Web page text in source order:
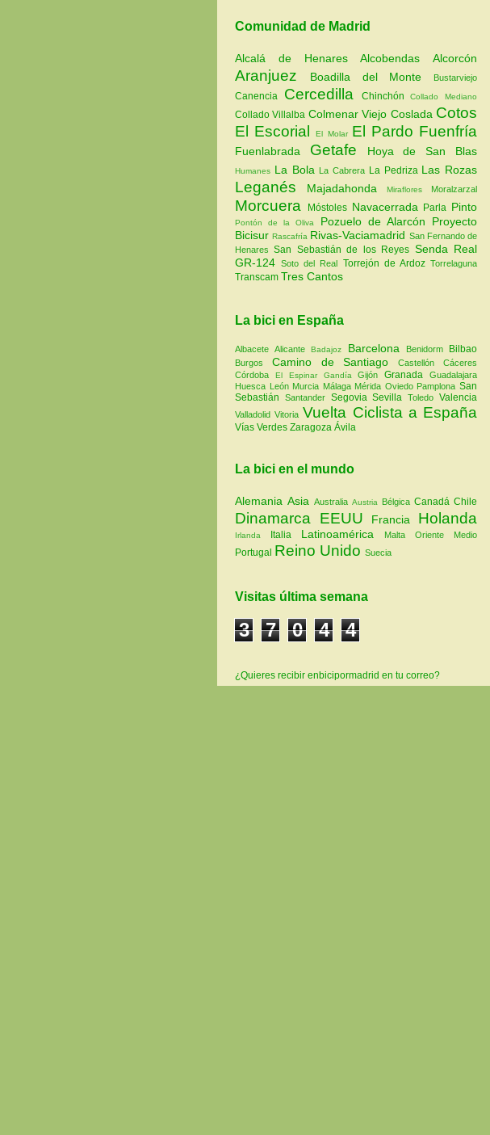
Comunidad de Madrid
Alcalá de HenaresAlcobendas Alcorcón
Aranjuez Boadilla del Monte Bustarviejo
Canencia Cercedilla ChinchónCollado Mediano
Collado Villalba Colmenar Viejo Coslada Cotos
El EscorialEl Molar El Pardo Fuenfría
Fuenlabrada Getafe Hoya de San Blas
Humanes La Bola La Cabrera La Pedriza Las Rozas
Leganés Majadahonda Miraflores Moralzarzal
Morcuera Móstoles Navacerrada Parla Pinto
Pontón de la Oliva Pozuelo de Alarcón Proyecto
BicisurRascafría Rivas-Vaciamadrid San Fernando de
HenaresSan Sebastián de los Reyes Senda Real
GR-124Soto del Real Torrejón de ArdozTorrelaguna
Transcam Tres Cantos
La bici en España
AlbaceteAlicanteBadajoz Barcelona Benidorm Bilbao
Burgos Camino de SantiagoCastellónCáceres
Córdoba El Espinar GandíaGijónGranadaGuadalajara
Huesca León Murcia Málaga Mérida Oviedo PamplonaSan
Sebastián Santander SegoviaSevillaToledoValencia
ValladolidVitoria Vuelta Ciclista a España
Vías Verdes Zaragoza Ávila
La bici en el mundo
Alemania Asia Australia Austria Bélgica Canadá Chile
Dinamarca EEUU Francia Holanda
Irlanda Italia Latinoamérica Malta Oriente Medio
Portugal Reino Unido Suecia
Visitas última semana
3 7 0 4 4
¿Quieres recibir enbicipormadrid en tu correo?